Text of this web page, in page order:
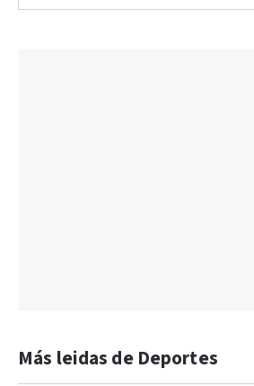
Más leidas de Deportes